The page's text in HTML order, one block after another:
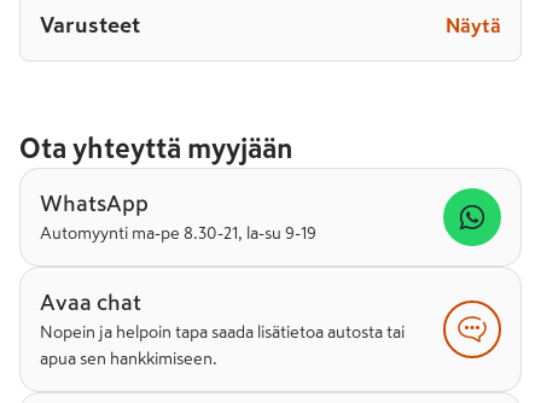
Varusteet Näytä
Ota yhteyttä myyjään
WhatsApp
Automyynti ma-pe 8.30-21, la-su 9-19
Avaa chat
Nopein ja helpoin tapa saada lisätietoa autosta tai
apua sen hankkimiseen.